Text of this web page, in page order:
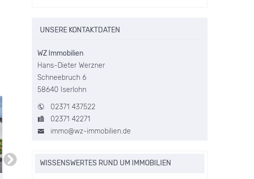
UNSERE KONTAKTDATEN
WZ Immobilien
Hans-Dieter Werzner
Schneebruch 6
58640 Iserlohn
02371 437522
02371 42271
immo@wz-immobilien.de
WISSENSWERTES RUND UM IMMOBILIEN